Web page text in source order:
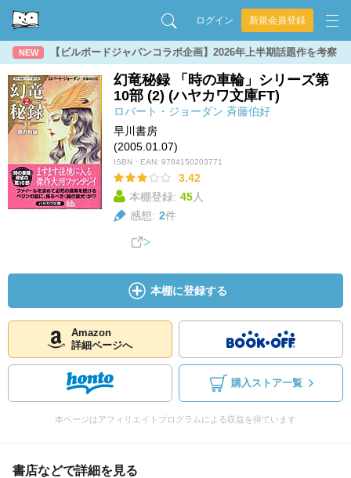
ログイン 新規会員登録
NEW 【ビルボードジャパンコラボ企画】2026年上半期話題作を考察
幻竜秘録 「時の車輪」シリーズ第
10部 (2) (ハヤカワ文庫FT)
ロバート・ジョーダン 斉藤伯好
早川書房
(2005.01.07)
ISBN・EAN: 9784150203771
3.42
本棚登録: 45人
感想: 2件
本棚に登録する
Amazon
詳細ページへ
購入ストア一覧
本ページはアフィリエイトプログラムによる収益を得ています
書店などで詳細を見る